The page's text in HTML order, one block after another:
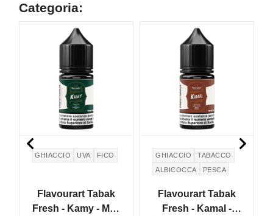
Categoria:
GHIACCIO UVA FICO
Flavourart Tabak
Fresh - Kamy - Mini
GHIACCIO
TABACCO
ALBICOCCA
PESCA
Flavourart Tabak
Fresh - Kamal -
 